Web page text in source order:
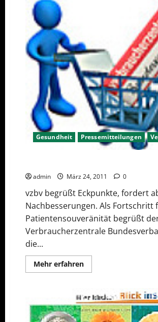
Gesundheit Pressemitteilungen
admin März 24, 2011 0
vzbv begrüßt Eckpunkte, fordert
Nachbesserungen. Als Fortschritt
Patientensouveränität begrüßt
Verbraucherzentrale
die...
Mehr erfahrenMehr
Informationen
stärkt
Rechte
der
Patienten